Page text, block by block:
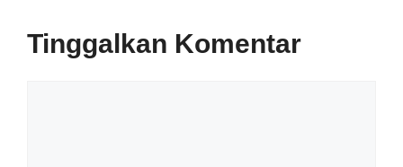
Tinggalkan Komentar